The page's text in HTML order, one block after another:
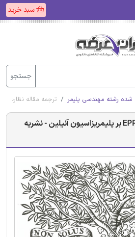
سبد خرید
جستجو
شده رشته مهندسی پلیمر ترجمه مقاله نظارت EPR بر پلیمریزاسیون آنیلین - نشریه الزویر
ترجمه مقاله نظارت EPR بر پلیمریزاسیون آنیلین - نشریه